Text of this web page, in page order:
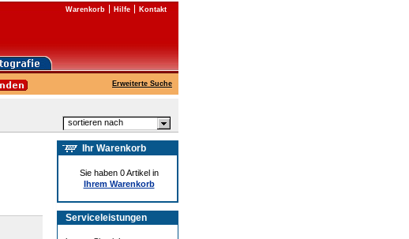
Warenkorb Hilfe Kontakt
Erweiterte Suche
sortieren nach
Ihr Warenkorb
Sie haben 0 Artikel in
Ihrem Warenkorb
Serviceleistungen